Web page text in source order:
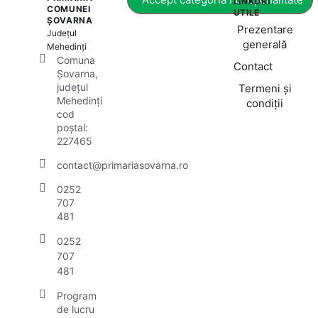
COMUNEI
ȘOVARNA
Județul
Mehedinți
Comuna
Șovarna,
județul
Mehedinți
cod
poștal:
227465
contact@primariasovarna.ro
0252
707
481
0252
707
481
Program
de lucru
UTILE
Prezentare
generală
Contact
Termeni și
condiții